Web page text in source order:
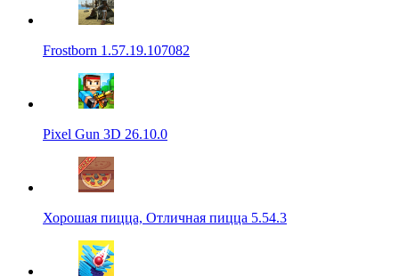
Frostborn 1.57.19.107082
Pixel Gun 3D 26.10.0
Хорошая пицца, Отличная пицца 5.54.3